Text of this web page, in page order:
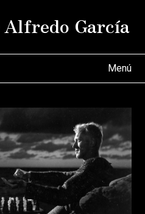
Alfredo García
Menú